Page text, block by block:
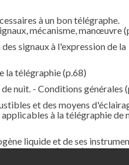
à un bon télégraphe.
mécanisme, manœuvre
signaux à l'expression de la
la télégraphie(p.68)
nuit. - Conditions générales
et des moyens
à la télégraphie de
liquide et de ses
de nuit(p.142)